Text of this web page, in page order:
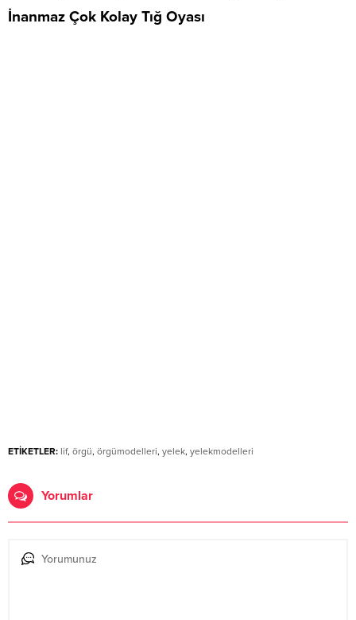
İnanmaz Çok Kolay Tığ Oyası
ETİKETLER: lif, örgü, örgümodelleri, yelek, yelekmodelleri
Yorumlar